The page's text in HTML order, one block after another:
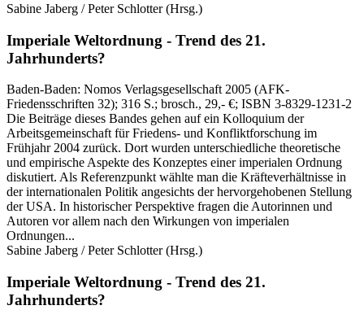
Sabine Jaberg / Peter Schlotter(Hrsg.)
Imperiale Weltordnung - Trend des 21.
Jahrhunderts?
Baden-Baden: Nomos Verlagsgesellschaft 2005 (AFK-
Friedensschriften 32); 316 S.; brosch., 29,- €; ISBN 3-8329-1231-2
Die Beiträge dieses Bandes gehen auf ein Kolloquium der
Arbeitsgemeinschaft für Friedens- und Konfliktforschung im
Frühjahr 2004 zurück. Dort wurden unterschiedliche theoretische
und empirische Aspekte des Konzeptes einer imperialen Ordnung
diskutiert. Als Referenzpunkt wählte man die Kräfteverhältnisse in
der internationalen Politik angesichts der hervorgehobenen Stellung
der USA. In historischer Perspektive fragen die Autorinnen und
Autoren vor allem nach den Wirkungen von imperialen
Ordnungen...
Sabine Jaberg / Peter Schlotter(Hrsg.)
Imperiale Weltordnung - Trend des 21.
Jahrhunderts?